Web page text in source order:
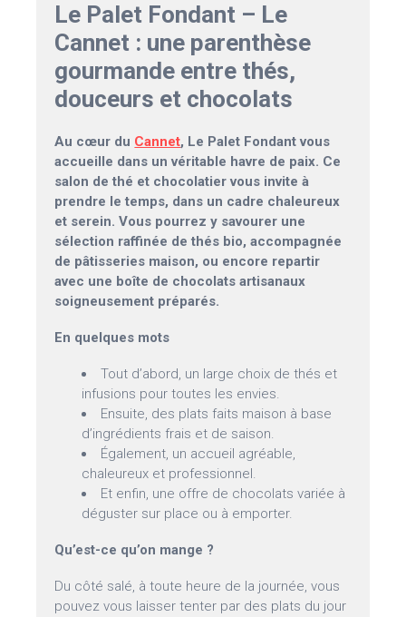
Le Palet Fondant – Le
Cannet : une parenthèse
gourmande entre thés,
douceurs et chocolats
Au cœur du Cannet, Le Palet Fondant vous
accueille dans un véritable havre de paix. Ce
salon de thé et chocolatier vous invite à
prendre le temps, dans un cadre chaleureux
et serein. Vous pourrez y savourer une
sélection raffinée de thés bio, accompagnée
de pâtisseries maison, ou encore repartir
avec une boîte de chocolats artisanaux
soigneusement préparés.
En quelques mots
Tout d’abord, un large choix de thés et
infusions pour toutes les envies.
Ensuite, des plats faits maison à base
d’ingrédients frais et de saison.
Également, un accueil agréable,
chaleureux et professionnel.
Et enfin, une offre de chocolats variée à
déguster sur place ou à emporter.
Qu’est-ce qu’on mange ?
Du côté salé, à toute heure de la journée, vous
pouvez vous laisser tenter par des plats du jour